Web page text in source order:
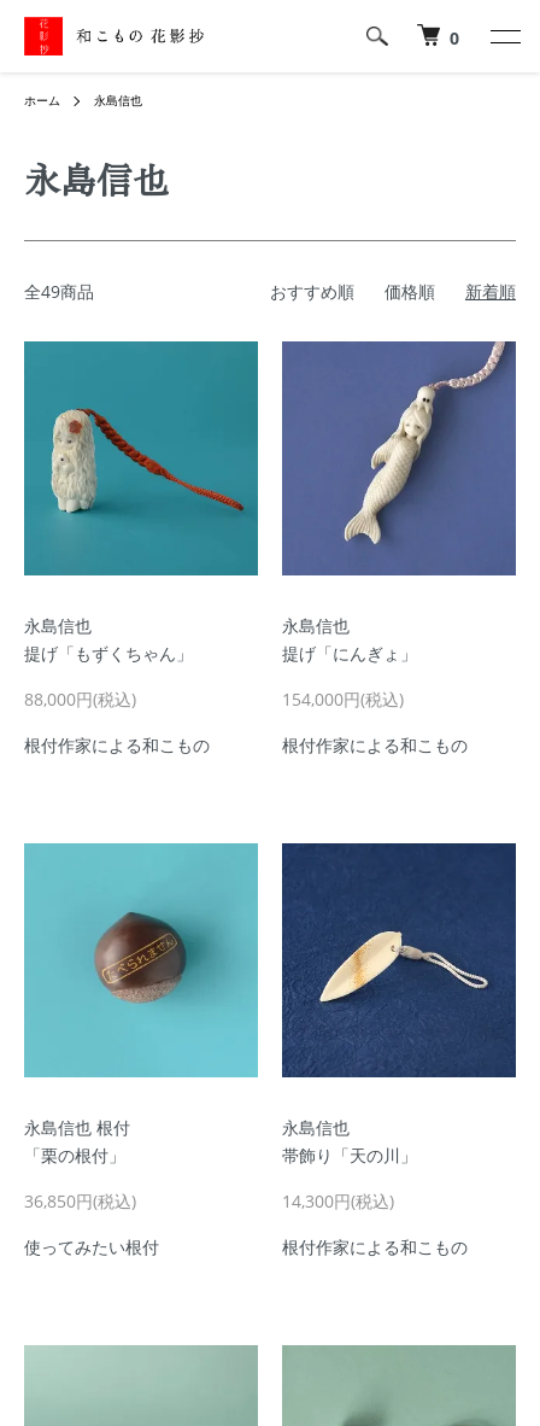
0
ホーム 永島信也
永島信也
全49商品 おすすめ順 価格順 新着順
永島信也
提げ「もずくちゃん」
88,000円(税込)
根付作家による和こもの
永島信也
提げ「にんぎょ」
154,000円(税込)
根付作家による和こもの
永島信也 根付
「栗の根付」
36,850円(税込)
使ってみたい根付
永島信也
帯飾り「天の川」
14,300円(税込)
根付作家による和こもの